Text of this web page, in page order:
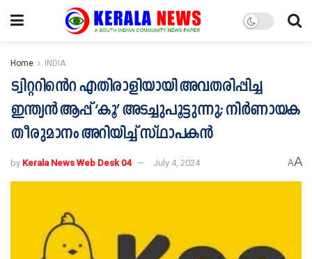
Home INDIA
ട്വിറ്ററിൻെറ എതിരാളിയായി അവതരിപ്പിച്ച
ഇന്ത്യൻ ആപ്പ് ‘കൂ’ അടച്ചുപൂട്ടുന്നു; നിർണായക
തീരുമാനം അറിയിച്ച് സ്ഥാപകൻ
by Kerala News Web Desk 04 July 4, 2024 AA